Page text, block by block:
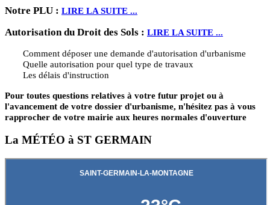
Notre PLU : LIRE LA SUITE ...
Autorisation du Droit des Sols : LIRE LA SUITE ...
Comment déposer une demande d'autorisation d'urbanisme
Quelle autorisation pour quel type de travaux
Les délais d'instruction
Pour toutes questions relatives à votre futur projet ou à
l'avancement de votre dossier d'urbanisme, n'hésitez pas à vous
rapprocher de votre mairie aux heures normales d'ouverture
La MÉTÉO à ST GERMAIN